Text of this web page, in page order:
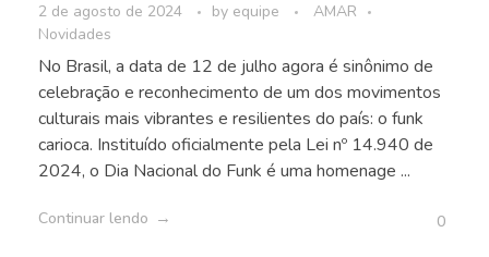
2 de agosto de 2024 by equipe
AMAR
Novidades
No Brasil, a data de 12 de julho agora é sinônimo de
celebração e reconhecimento de um dos movimentos
culturais mais vibrantes e resilientes do país: o funk
carioca. Instituído oficialmente pela Lei nº 14.940 de
2024, o Dia Nacional do Funk é uma homenage ...
Continuar lendo 0